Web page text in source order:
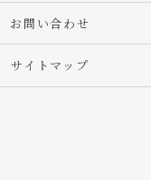
お問い合わせ
サイトマップ